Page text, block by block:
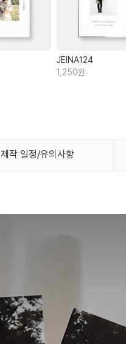
JEINA124
1,250원
제작 일정/유의사항